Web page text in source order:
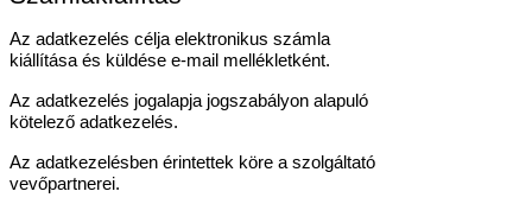
Az adatkezelés célja elektronikus számla
kiállítása és küldése e-mail mellékletként.
Az adatkezelés jogalapja jogszabályon alapuló
kötelező adatkezelés.
Az adatkezelésben érintettek köre a szolgáltató
vevőpartnerei.